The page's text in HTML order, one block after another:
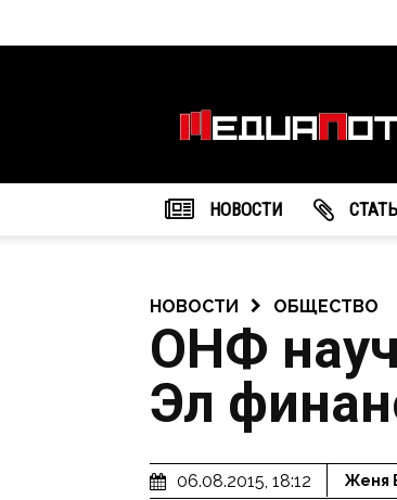
НОВОСТИ
НОВОСТИ ОБЩЕСТВО
ОНФ
Эл
06.08.2015, 18:12 Женя